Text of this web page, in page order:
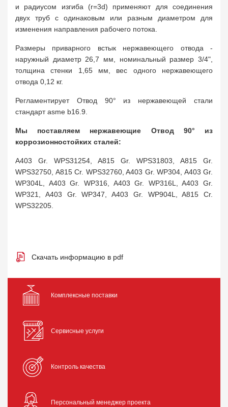
и радиусом изгиба (r=3d) применяют для соединения
двух труб с одинаковым или разным диаметром для
изменения направления рабочего потока.
Размеры приварного встык нержавеющего отвода -
наружный диаметр 26,7 мм, номинальный размер 3/4",
толщина стенки 1,65 мм, вес одного нержавеющего
отвода 0,12 кг.
Регламентирует Отвод 90° из нержавеющей стали
стандарт asme b16.9.
Мы поставляем нержавеющие Отвод 90° из
коррозионностойких сталей:
A403 Gr. WPS31254, A815 Gr. WPS31803, A815 Gr.
WPS32750, A815 Cr. WPS32760, A403 Gr. WP304, A403 Gr.
WP304L, A403 Gr. WP316, A403 Gr. WP316L, A403 Gr.
WP321, A403 Gr. WP347, A403 Gr. WP904L, A815 Cr.
WPS32205.
Скачать информацию в pdf
Комплексные поставки
Сервисные услуги
Контроль качества
Персональный менеджер проекта